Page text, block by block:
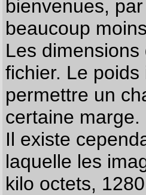
bienvenues,
beaucoup
Les
fichier. Le
permettre un
certaine marge.
Il existe
laquelle les
kilo octets,